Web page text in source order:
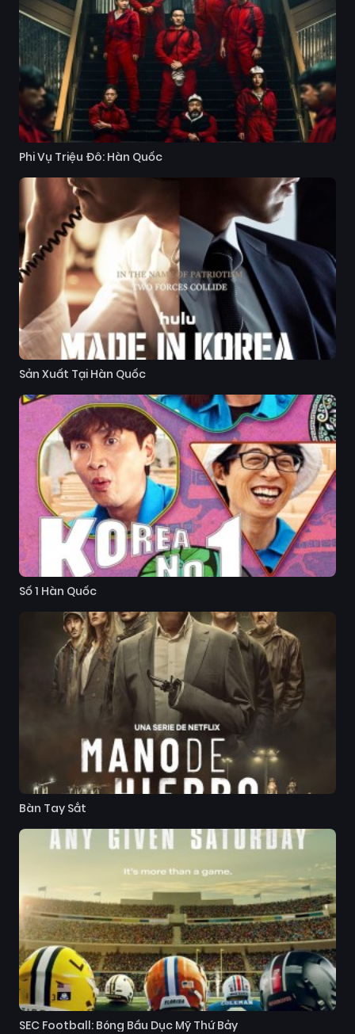
Phi Vụ Triệu Đô: Hàn Quốc
Sản Xuất Tại Hàn Quốc
Số 1 Hàn Quốc
Bàn Tay Sắt
SEC Football: Bóng Bầu Dục Mỹ Thứ Bảy